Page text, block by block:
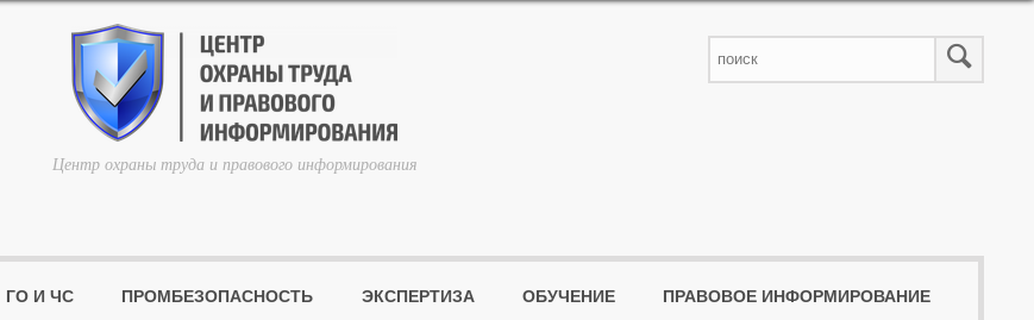
Центр охраны труда и правового информирования
ГО И ЧС ПРОМБЕЗОПАСНОСТЬ ЭКСПЕРТИЗА ОБУЧЕНИЕ ПРАВОВОЕ ИНФОРМИРОВАНИЕ